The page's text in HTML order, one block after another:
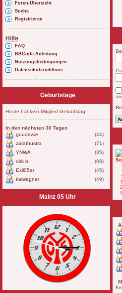
Foren-Übersicht
Suche
Registrieren
Hilfe
FAQ
BBCode-Anleitung
Nutzungsbedingungen
Datenschutzrichtlinie
Geburtstage
Heute hat kein Mitglied Geburtstag
In den nächsten 30 Tagen
guudewie
(44)
zarathustra
(71)
YNWA
(35)
dirk b.
(68)
Exil05er
(45)
kaiwagner
(49)
Mainz 05 Uhr
So